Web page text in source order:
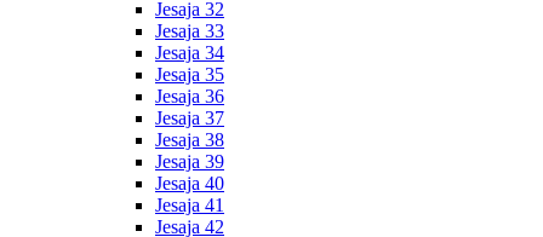
Jesaja 32
Jesaja 33
Jesaja 34
Jesaja 35
Jesaja 36
Jesaja 37
Jesaja 38
Jesaja 39
Jesaja 40
Jesaja 41
Jesaja 42